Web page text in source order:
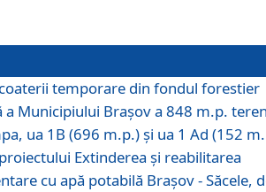
temporare din fondul forestier
Municipiului Braşov a 848 m.p.
ua 1B (696 m.p.) şi ua 1 Ad (152
Extinderea şi reabilitarea
cu apă potabilă Braşov - Săcele,